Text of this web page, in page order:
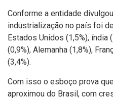
Conforme a entidade
industrialização no paí­s foi
Estados Unidos (1,5%), índia
(0,9%), Alemanha (1,8%),
(3,4%).
Com isso o esboço prova
aproximou do Brasil, com